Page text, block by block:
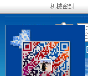
机械密封